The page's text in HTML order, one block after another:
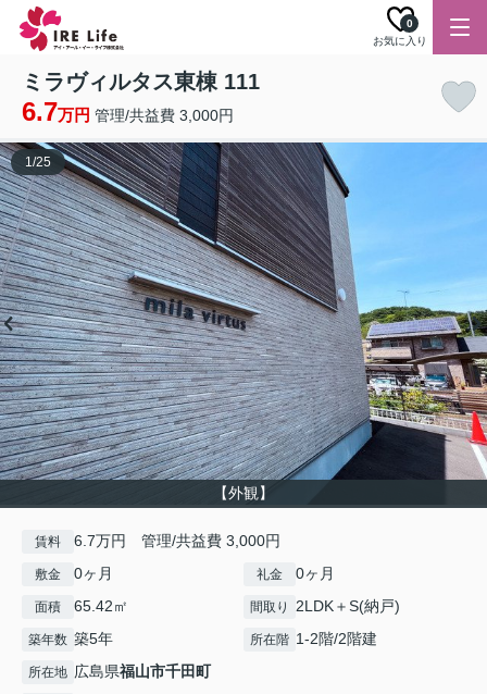
お気に入り
0
ミラヴィルタス東棟 111
6.7万円 管理/共益費 3,000円
【外観】
1/25
賃料 6.7万円 管理/共益費 3,000円
敷金 0ヶ月 礼金 0ヶ月
面積 65.42㎡ 間取り 2LDK＋S(納戸)
築年数 築5年 所在階 1-2階/2階建
所在地 広島県福山市千田町